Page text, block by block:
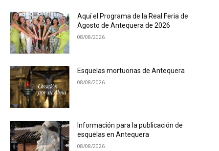
Aquí el Programa de la Real Feria de
Agosto de Antequera de 2026
08/08/2026
Esquelas mortuorias de Antequera
08/08/2026
Información para la publicación de
esquelas en Antequera
08/08/2026